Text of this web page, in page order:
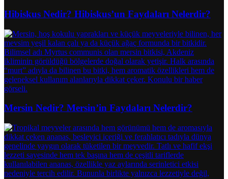
Hibiskus Nedir? Hibiskus’un Faydaları Nelerdir?
Mersin Nedir? Mersin’in Faydaları Nelerdir?